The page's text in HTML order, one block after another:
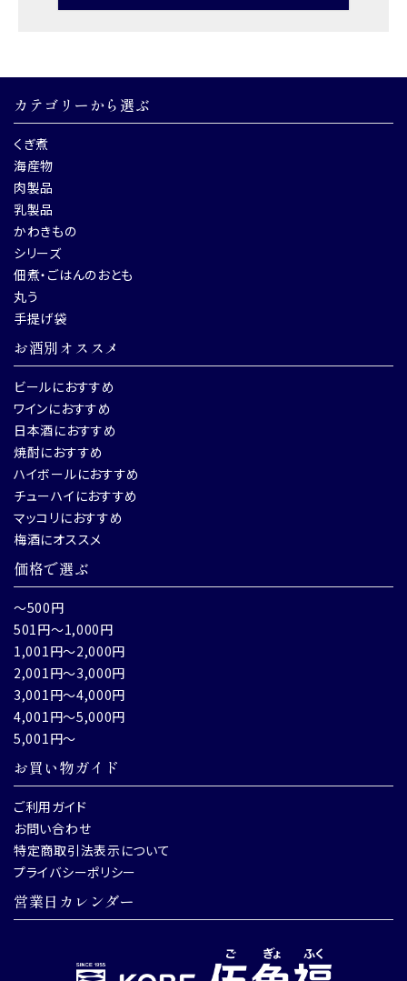
カテゴリーから選ぶ
くぎ煮
海産物
肉製品
乳製品
かわきもの
シリーズ
佃煮・ごはんのおとも
丸う
手提げ袋
お酒別オススメ
ビールにおすすめ
ワインにおすすめ
日本酒におすすめ
焼酎におすすめ
ハイボールにおすすめ
チューハイにおすすめ
マッコリにおすすめ
梅酒にオススメ
価格で選ぶ
～500円
501円～1,000円
1,001円～2,000円
2,001円～3,000円
3,001円～4,000円
4,001円～5,000円
5,001円～
お買い物ガイド
ご利用ガイド
お問い合わせ
特定商取引法表示について
プライバシーポリシー
営業日カレンダー